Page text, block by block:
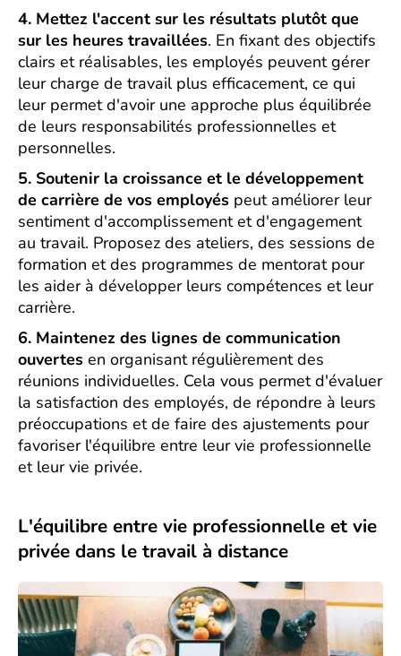
4. Mettez l'accent sur les résultats plutôt que
sur les heures travaillées. En fixant des objectifs
clairs et réalisables, les employés peuvent gérer
leur charge de travail plus efficacement, ce qui
leur permet d'avoir une approche plus équilibrée
de leurs responsabilités professionnelles et
personnelles.
5. Soutenir la croissance et le développement
de carrière de vos employés peut améliorer leur
sentiment d'accomplissement et d'engagement
au travail. Proposez des ateliers, des sessions de
formation et des programmes de mentorat pour
les aider à développer leurs compétences et leur
carrière.
6. Maintenez des lignes de communication
ouvertes en organisant régulièrement des
réunions individuelles. Cela vous permet d'évaluer
la satisfaction des employés, de répondre à leurs
préoccupations et de faire des ajustements pour
favoriser l'équilibre entre leur vie professionnelle
et leur vie privée.
L'équilibre entre vie professionnelle et vie
privée dans le travail à distance